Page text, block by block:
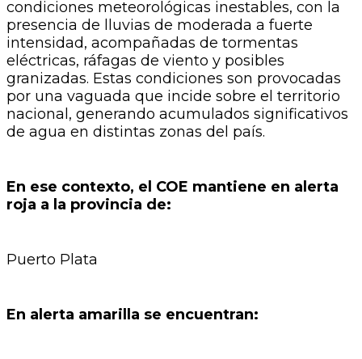
condiciones meteorológicas inestables, con la
presencia de lluvias de moderada a fuerte
intensidad, acompañadas de tormentas
eléctricas, ráfagas de viento y posibles
granizadas. Estas condiciones son provocadas
por una vaguada que incide sobre el territorio
nacional, generando acumulados significativos
de agua en distintas zonas del país.
En ese contexto, el COE mantiene en alerta
roja a la provincia de:
Puerto Plata
En alerta amarilla se encuentran: